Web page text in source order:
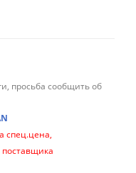
просьба сообщить об
спец.цена,